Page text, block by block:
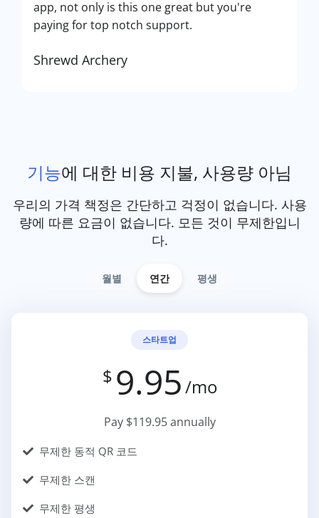
app, not only is this one great but you're
paying for top notch support.
Shrewd Archery
기능에 대한 비용 지불, 사용량 아님
우리의 가격 책정은 간단하고 걱정이 없습니다. 사용
량에 따른 요금이 없습니다. 모든 것이 무제한입니
다.
월별 연간 평생
스타트업
$ 9.95/mo
Pay $119.95 annually
무제한 동적 QR 코드
무제한 스캔
무제한 평생